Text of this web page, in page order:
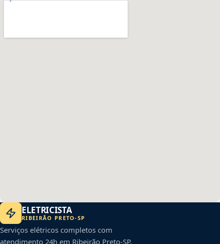
ELETRICISTA
RIBEIRÃO PRETO-SP
Serviços elétricos completos com
atendimento 24h em Ribeirão Preto-SP.